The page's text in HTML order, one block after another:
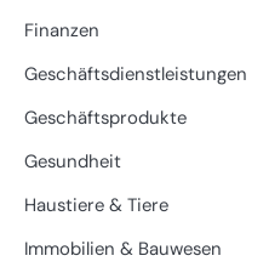
Finanzen
Geschäftsdienstleistungen
Geschäftsprodukte
Gesundheit
Haustiere & Tiere
Immobilien & Bauwesen